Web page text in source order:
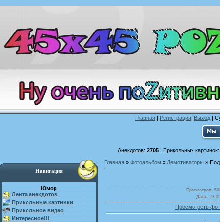
Главная | Регистрация| Выход |
Анекдотов: 2705| Прикольных картинок:
Навигация
Юмор
Лента анекдотов
Прикольные картинки
Прикольное видео
Интересное!!!
Главная » Фотоальбом » Демотиваторы »
Просмотров:
Дата:
Просмотреть